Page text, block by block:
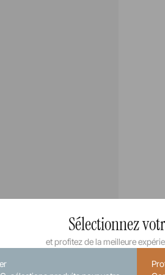
Sélectionnez
et profitez de la meilleure